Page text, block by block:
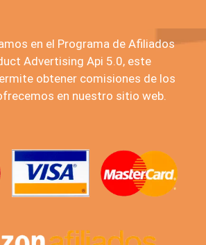
en el Programa de Afiliados
Advertising Api 5.0, este
obtener comisiones de los
en nuestro sitio web.